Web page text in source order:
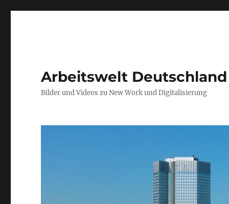
Arbeitswelt Deutschland
Bilder und Videos zu New Work und Digitalisierung